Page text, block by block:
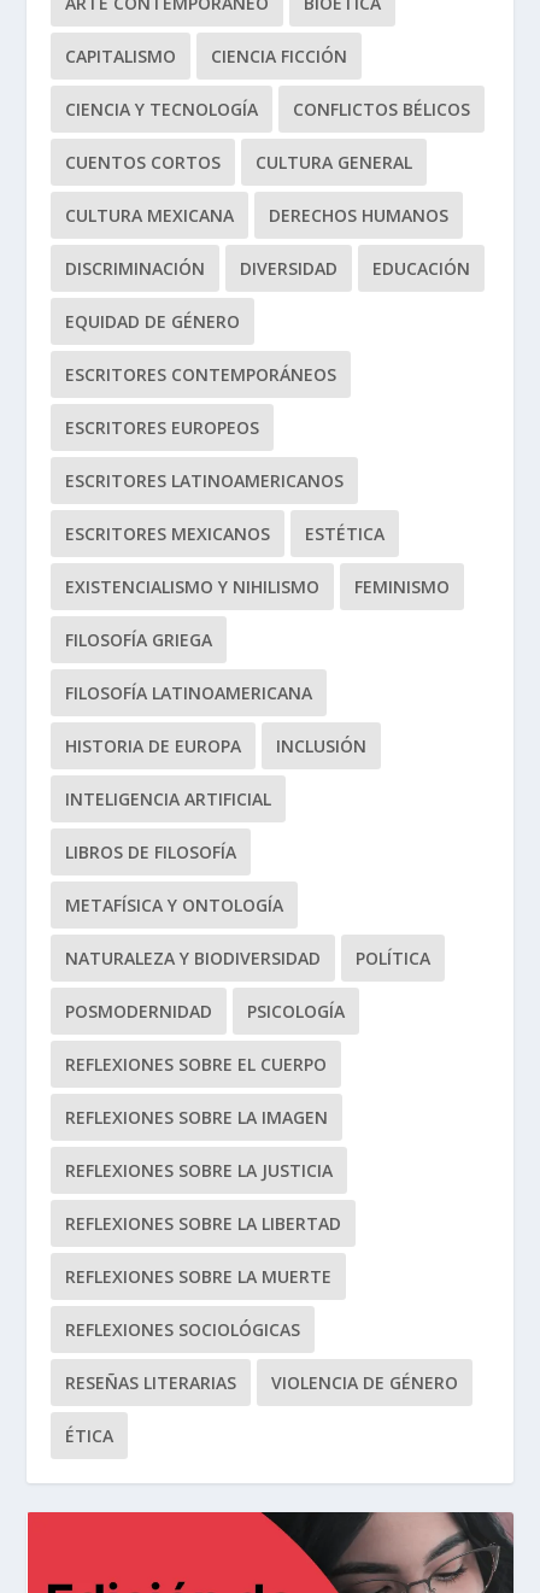
CAPITALISMO CIENCIA FICCIÓN
CIENCIA Y TECNOLOGÍA CONFLICTOS BÉLICOS
CUENTOS CORTOS CULTURA GENERAL
CULTURA MEXICANA DERECHOS HUMANOS
DISCRIMINACIÓN DIVERSIDAD EDUCACIÓN
EQUIDAD DE GÉNERO
ESCRITORES CONTEMPORÁNEOS
ESCRITORES EUROPEOS
ESCRITORES LATINOAMERICANOS
ESCRITORES MEXICANOS ESTÉTICA
EXISTENCIALISMO Y NIHILISMO FEMINISMO
FILOSOFÍA GRIEGA
FILOSOFÍA LATINOAMERICANA
HISTORIA DE EUROPA INCLUSIÓN
INTELIGENCIA ARTIFICIAL
LIBROS DE FILOSOFÍA
METAFÍSICA Y ONTOLOGÍA
NATURALEZA Y BIODIVERSIDAD POLÍTICA
POSMODERNIDAD PSICOLOGÍA
REFLEXIONES SOBRE EL CUERPO
REFLEXIONES SOBRE LA IMAGEN
REFLEXIONES SOBRE LA JUSTICIA
REFLEXIONES SOBRE LA LIBERTAD
REFLEXIONES SOBRE LA MUERTE
REFLEXIONES SOCIOLÓGICAS
RESEÑAS LITERARIAS VIOLENCIA DE GÉNERO
ÉTICA